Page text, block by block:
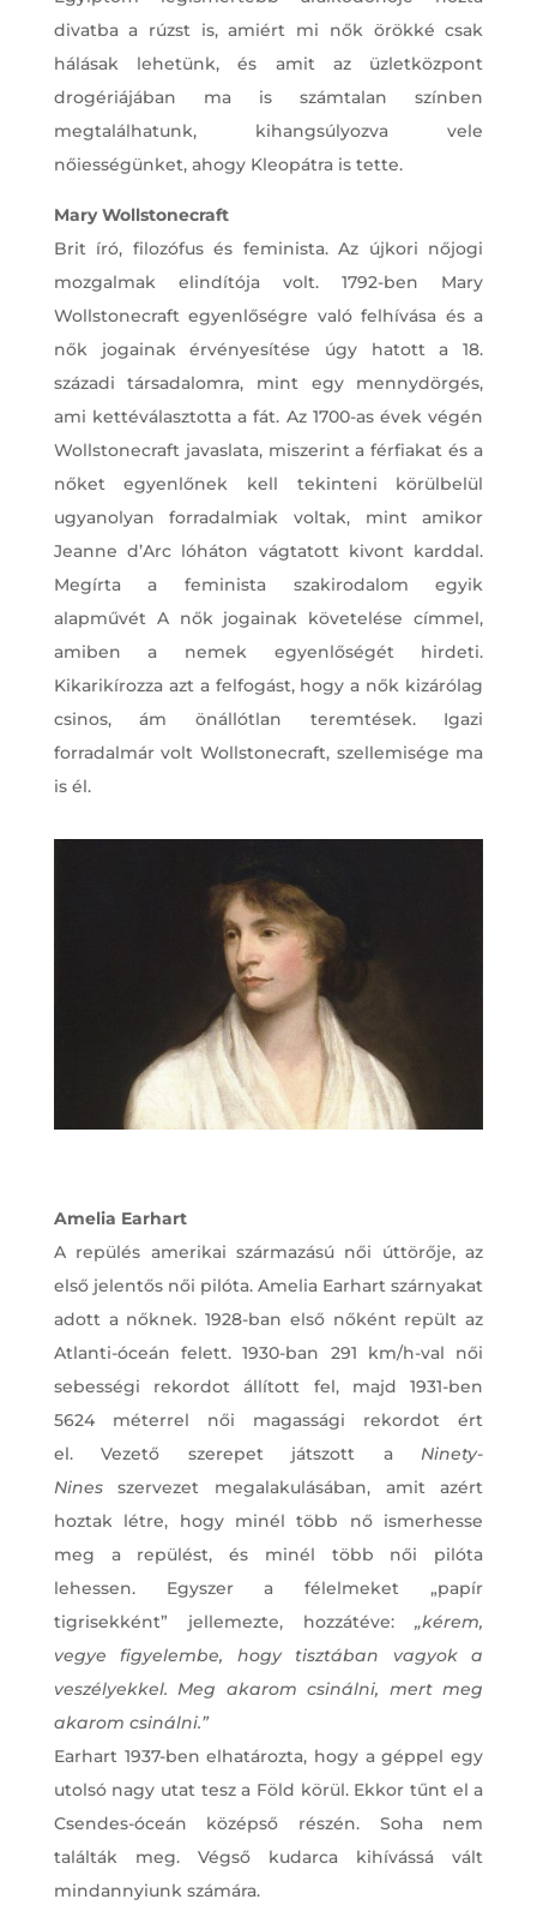
divatba a rúzst is, amiért mi nők örökké csak
hálásak lehetünk, és amit az üzletközpont
drogériájában ma is számtalan színben
megtalálhatunk, kihangsúlyozva vele
nőiességünket, ahogy Kleopátra is tette.
Mary Wollstonecraft
Brit író, filozófus és feminista. Az újkori nőjogi
mozgalmak elindítója volt. 1792-ben Mary
Wollstonecraft egyenlőségre való felhívása és a
nők jogainak érvényesítése úgy hatott a 18.
századi társadalomra, mint egy mennydörgés,
ami kettéválasztotta a fát. Az 1700-as évek végén
Wollstonecraft javaslata, miszerint a férfiakat és a
nőket egyenlőnek kell tekinteni körülbelül
ugyanolyan forradalmiak voltak, mint amikor
Jeanne d’Arc lóháton vágtatott kivont karddal.
Megírta a feminista szakirodalom egyik
alapművét A nők jogainak követelése címmel,
amiben a nemek egyenlőségét hirdeti.
Kikarikírozza azt a felfogást, hogy a nők kizárólag
csinos, ám önállótlan teremtések. Igazi
forradalmár volt Wollstonecraft, szellemisége ma
is él.
Amelia Earhart
A repülés amerikai származású női úttörője, az
első jelentős női pilóta. Amelia Earhart szárnyakat
adott a nőknek. 1928-ban első nőként repült az
Atlanti-óceán felett. 1930-ban 291 km/h-val női
sebességi rekordot állított fel, majd 1931-ben
5624 méterrel női magassági rekordot ért
el. Vezető szerepet játszott aNinety-
Ninesszervezet megalakulásában, amit azért
hoztak létre, hogy minél több nő ismerhesse
meg a repülést, és minél több női pilóta
lehessen. Egyszer a félelmeket „papír
tigrisekként” jellemezte, hozzátéve:„kérem,
vegye figyelembe, hogy tisztában vagyok a
veszélyekkel. Meg akarom csinálni, mert meg
akarom csinálni.”
Earhart 1937-ben elhatározta, hogy a géppel egy
utolsó nagy utat tesz a Föld körül. Ekkor tűnt el a
Csendes-óceán középső részén. Soha nem
találták meg. Végső kudarca kihívássá vált
mindannyiunk számára.